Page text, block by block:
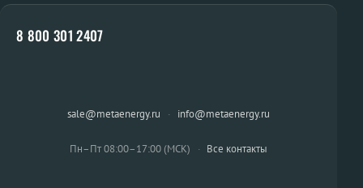
8 800 301 2407
sale@metaenergy.ru · info@metaenergy.ru
Пн–Пт 08:00–17:00 (МСК) · Все контакты